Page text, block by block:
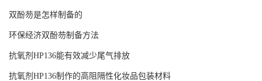
双酚芴是怎样制备的
环保经济双酚芴制备方法
抗氧剂HP136能有效减少尾气排放
抗氧剂HP136制作的高阻隔性化妆品包装材料